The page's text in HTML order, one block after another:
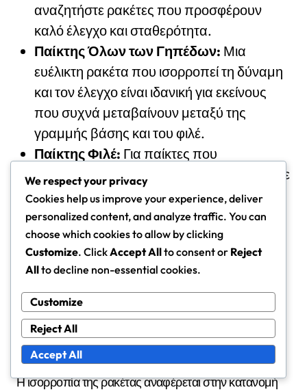
αναζητήστε ρακέτες που προσφέρουν
καλό έλεγχο και σταθερότητα.
Παίκτης Όλων των Γηπέδων: Μια
ευέλικτη ρακέτα που ισορροπεί τη δύναμη
και τον έλεγχο είναι ιδανική για εκείνους
που συχνά μεταβαίνουν μεταξύ της
γραμμής βάσης και του φιλέ.
Παίκτης Φιλέ: Για παίκτες που
προσεγγίζουν συχνά το φιλέ, μια ρακέτα με
ελαφρύτερο πλαίσιο και καλή ευελιξία θα
ενισχύσει τις ικανότητες βολών.
Επιπλέον, σκεφτείτε την άνεσή σας με τον σπιν. Αν
σας αρέσει να προσθέτετε topspin ή slice στα
διευκολύνουν αυτό με ένα ανοιχτό
και
κατάλληλη κατανομή βάρους.
Κατανόηση της ισορροπίας της ρακέτας
Η ισορροπία της ρακέτας αναφέρεται στην κατανομή
We respect your privacy
Cookies help us improve your experience, deliver
personalized content, and analyze traffic. You can
choose which cookies to allow by clicking
Customize. ClickAccept Allto consent or Reject
Allto decline non-essential cookies.
Customize
Reject All
Accept All